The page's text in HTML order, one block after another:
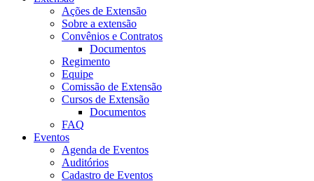
Ações de Extensão
Sobre a extensão
Convênios e Contratos
Documentos
Regimento
Equipe
Comissão de Extensão
Cursos de Extensão
Documentos
FAQ
Eventos
Agenda de Eventos
Auditórios
Cadastro de Eventos